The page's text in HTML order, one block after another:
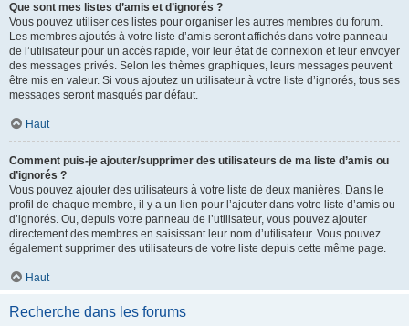
Que sont mes listes d’amis et d’ignorés ?
Vous pouvez utiliser ces listes pour organiser les autres membres du forum.
Les membres ajoutés à votre liste d’amis seront affichés dans votre panneau
de l’utilisateur pour un accès rapide, voir leur état de connexion et leur envoyer
des messages privés. Selon les thèmes graphiques, leurs messages peuvent
être mis en valeur. Si vous ajoutez un utilisateur à votre liste d’ignorés, tous ses
messages seront masqués par défaut.
Haut
Comment puis-je ajouter/supprimer des utilisateurs de ma liste d’amis ou
d’ignorés ?
Vous pouvez ajouter des utilisateurs à votre liste de deux manières. Dans le
profil de chaque membre, il y a un lien pour l’ajouter dans votre liste d’amis ou
d’ignorés. Ou, depuis votre panneau de l’utilisateur, vous pouvez ajouter
directement des membres en saisissant leur nom d’utilisateur. Vous pouvez
également supprimer des utilisateurs de votre liste depuis cette même page.
Haut
Recherche dans les forums